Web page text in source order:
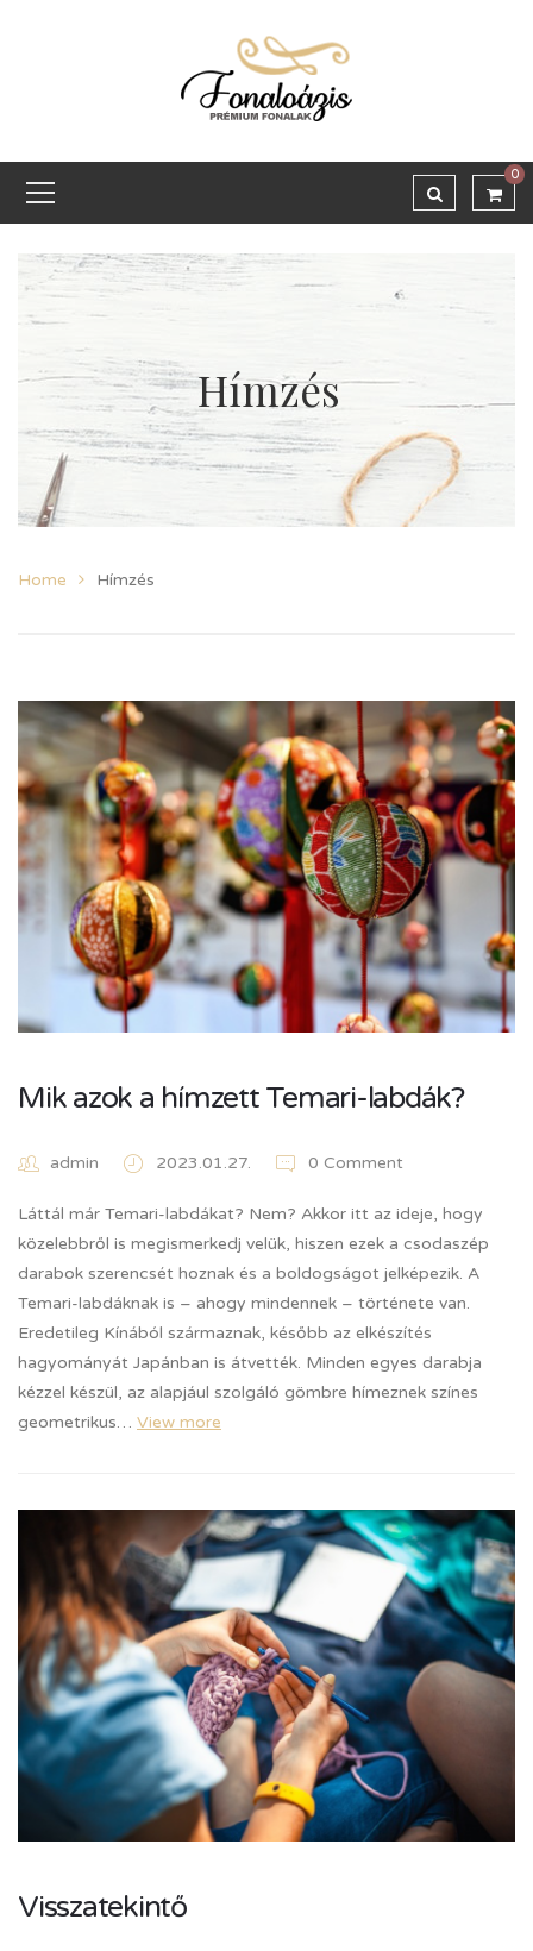
0
Hímzés
Home Hímzés
Mik azok a hímzett Temari-labdák?
admin 2023.01.27. 0 Comment
Láttál már Temari-labdákat? Nem? Akkor itt az ideje, hogy
közelebbről is megismerkedj velük, hiszen ezek a csodaszép
darabok szerencsét hoznak és a boldogságot jelképezik. A
Temari-labdáknak is – ahogy mindennek – története van.
Eredetileg Kínából származnak, később az elkészítés
hagyományát Japánban is átvették. Minden egyes darabja
kézzel készül, az alapjául szolgáló gömbre hímeznek színes
geometrikus… View more
Visszatekintő